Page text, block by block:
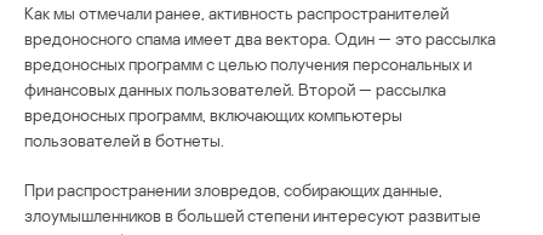
Как мы отмечали ранее, активность распространителей
вредоносного спама имеет два вектора. Один — это рассылка
вредоносных программ с целью получения персональных и
финансовых данных пользователей. Второй — рассылка
вредоносных программ, включающих компьютеры
пользователей в ботнеты.
При распространении зловредов, собирающих данные,
злоумышленников в большей степени интересуют развитые